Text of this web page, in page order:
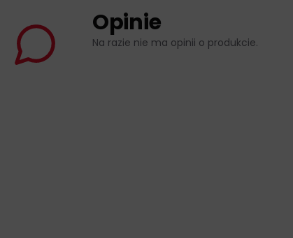
Opinie
Na razie nie ma opinii o produkcie.